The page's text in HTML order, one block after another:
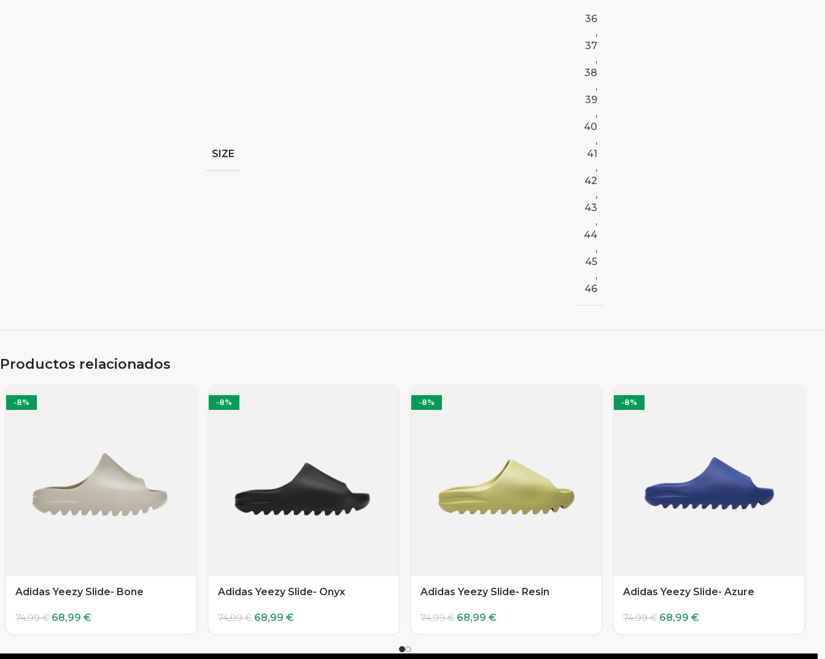
SIZE
36
,
37
,
38
,
39
,
40
,
41
,
42
,
43
,
44
,
45
,
46
Productos relacionados
-8%
Adidas Yeezy Slide- Bone
74,99€ 68,99 €
-8%
Adidas Yeezy Slide- Onyx
74,99€ 68,99 €
-8%
Adidas Yeezy Slide- Resin
74,99€ 68,99 €
-8%
Adidas Yeezy Slide- Azure
74,99€ 68,99 €